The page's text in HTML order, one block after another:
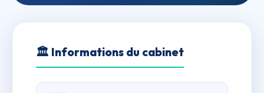
🏛 Informations du cabinet